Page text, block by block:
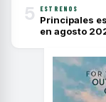
5 ESTRENOS
Principales
en agosto